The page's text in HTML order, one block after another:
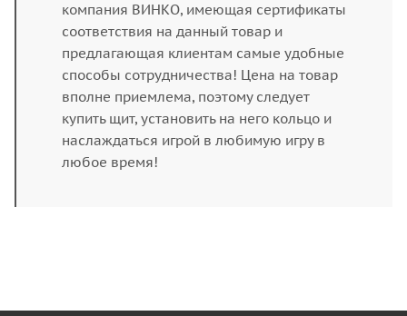
компания ВИНКО, имеющая сертификаты
соответствия на данный товар и
предлагающая клиентам самые удобные
способы сотрудничества! Цена на товар
вполне приемлема, поэтому следует
купить щит, установить на него кольцо и
наслаждаться игрой в любимую игру в
любое время!